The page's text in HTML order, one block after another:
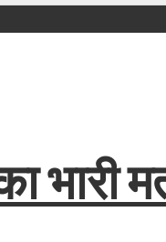
भारी